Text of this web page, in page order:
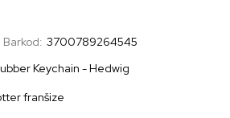
Barkod: 3700789264545
Keychain - Hedwig
franšize